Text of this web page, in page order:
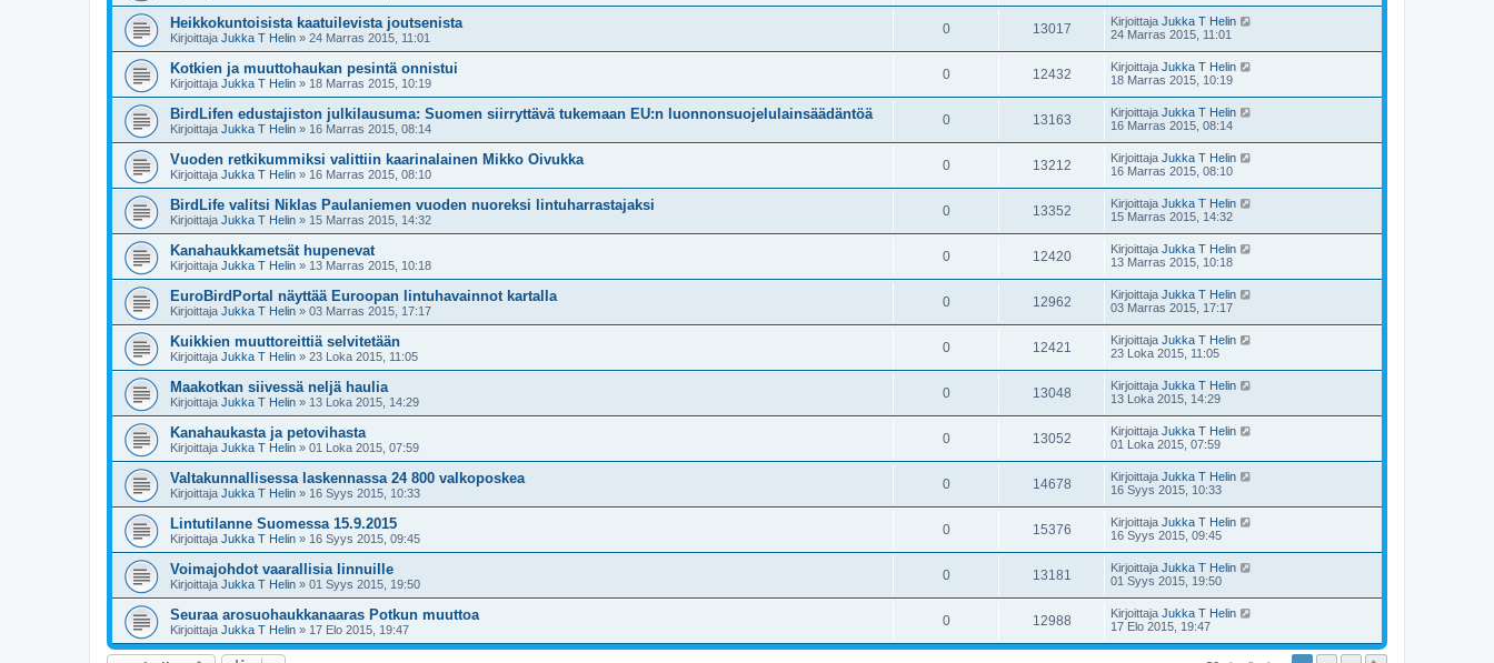
Heikkokuntoisista kaatuilevista joutsenista
Kirjoittaja Jukka T Helin » 24 Marras 2015, 11:01
0 13017 Kirjoittaja Jukka T Helin
24 Marras 2015, 11:01
Kotkien ja muuttohaukan pesintä onnistui
Kirjoittaja Jukka T Helin » 18 Marras 2015, 10:19
0 12432 Kirjoittaja Jukka T Helin
18 Marras 2015, 10:19
BirdLifen edustajiston julkilausuma: Suomen siirryttävä tukemaan EU:n luonnonsuojelulainsäädäntöä
Kirjoittaja Jukka T Helin » 16 Marras 2015, 08:14
0 13163 Kirjoittaja Jukka T Helin
16 Marras 2015, 08:14
Vuoden retkikummiksi valittiin kaarinalainen Mikko Oivukka
Kirjoittaja Jukka T Helin » 16 Marras 2015, 08:10
0 13212 Kirjoittaja Jukka T Helin
16 Marras 2015, 08:10
BirdLife valitsi Niklas Paulaniemen vuoden nuoreksi lintuharrastajaksi
Kirjoittaja Jukka T Helin » 15 Marras 2015, 14:32
0 13352 Kirjoittaja Jukka T Helin
15 Marras 2015, 14:32
Kanahaukkametsät hupenevat
Kirjoittaja Jukka T Helin » 13 Marras 2015, 10:18
0 12420 Kirjoittaja Jukka T Helin
13 Marras 2015, 10:18
EuroBirdPortal näyttää Euroopan lintuhavainnot kartalla
Kirjoittaja Jukka T Helin » 03 Marras 2015, 17:17
0 12962 Kirjoittaja Jukka T Helin
03 Marras 2015, 17:17
Kuikkien muuttoreittiä selvitetään
Kirjoittaja Jukka T Helin » 23 Loka 2015, 11:05
0 12421 Kirjoittaja Jukka T Helin
23 Loka 2015, 11:05
Maakotkan siivessä neljä haulia
Kirjoittaja Jukka T Helin » 13 Loka 2015, 14:29
0 13048 Kirjoittaja Jukka T Helin
13 Loka 2015, 14:29
Kanahaukasta ja petovihasta
Kirjoittaja Jukka T Helin » 01 Loka 2015, 07:59
0 13052 Kirjoittaja Jukka T Helin
01 Loka 2015, 07:59
Valtakunnallisessa laskennassa 24 800 valkoposkea
Kirjoittaja Jukka T Helin » 16 Syys 2015, 10:33
0 14678 Kirjoittaja Jukka T Helin
16 Syys 2015, 10:33
Lintutilanne Suomessa 15.9.2015
Kirjoittaja Jukka T Helin » 16 Syys 2015, 09:45
0 15376 Kirjoittaja Jukka T Helin
16 Syys 2015, 09:45
Voimajohdot vaarallisia linnuille
Kirjoittaja Jukka T Helin » 01 Syys 2015, 19:50
0 13181 Kirjoittaja Jukka T Helin
01 Syys 2015, 19:50
Seuraa arosuohaukkanaaras Potkun muuttoa
Kirjoittaja Jukka T Helin » 17 Elo 2015, 19:47
0 12988 Kirjoittaja Jukka T Helin
17 Elo 2015, 19:47